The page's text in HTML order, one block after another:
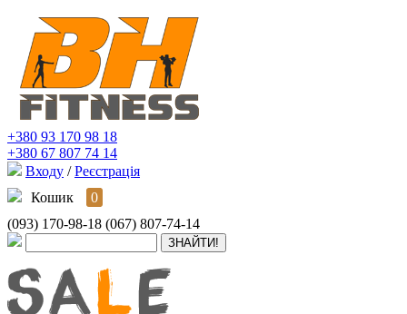
+380 93 170 98 18
+380 67 807 74 14
Входу / Реєстрація
Кошик
0
(093) 170-98-18 (067) 807-74-14